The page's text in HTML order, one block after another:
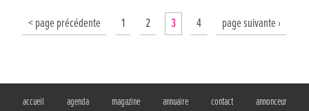
< page précédente 1 2 3 4 page suivante ›
accueil agenda magazine annuaire contact
annonceur